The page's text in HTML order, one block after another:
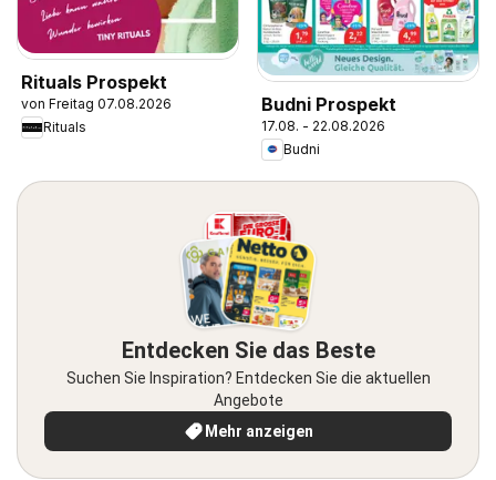
Rituals Prospekt
von Freitag 07.08.2026
Rituals
Budni Prospekt
17.08. - 22.08.2026
Budni
Entdecken Sie das Beste
Suchen Sie Inspiration? Entdecken Sie die aktuellen
Angebote
Mehr anzeigen